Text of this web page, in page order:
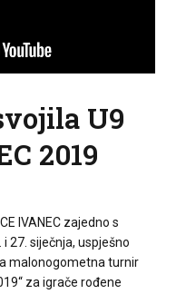
U9
2019
IVANEC zajedno s
27. siječnja, uspješno
malonogometna turnir
za igrače rođene